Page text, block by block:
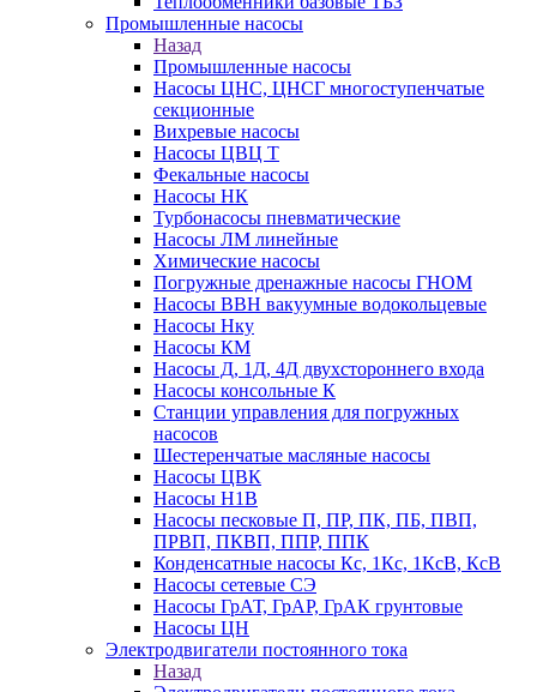
Промышленные насосы
Назад
Промышленные насосы
Насосы ЦНС, ЦНСГ многоступенчатые
секционные
Вихревые насосы
Насосы ЦВЦ Т
Фекальные насосы
Насосы НК
Турбонасосы пневматические
Насосы ЛМ линейные
Химические насосы
Погружные дренажные насосы ГНОМ
Насосы ВВН вакуумные водокольцевые
Насосы Нку
Насосы КМ
Насосы Д, 1Д, 4Д двухстороннего входа
Насосы консольные К
Станции управления для погружных
насосов
Шестеренчатые масляные насосы
Насосы ЦВК
Насосы Н1В
Насосы песковые П, ПР, ПК, ПБ, ПВП,
ПРВП, ПКВП, ППР, ППК
Конденсатные насосы Кс, 1Кс, 1КсВ, КсВ
Насосы сетевые СЭ
Насосы ГрАТ, ГрАР, ГрАК грунтовые
Насосы ЦН
Электродвигатели постоянного тока
Назад